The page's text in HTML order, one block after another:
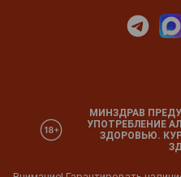
МИНЗДРАВ
УПОТРЕБЛЕНИЕ
ЗДОРОВЬЮ.